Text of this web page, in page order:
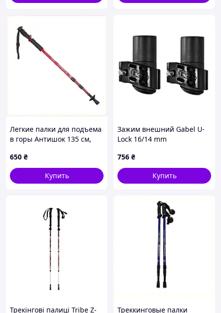
Легкие палки для подъема
в горы Антишок 135 см,
650 ₴
Купить
Зажим внешний Gabel U-
Lock 16/14 mm
756 ₴
Купить
Трекінгові палиці Tribe Z-
Треккинговые палки